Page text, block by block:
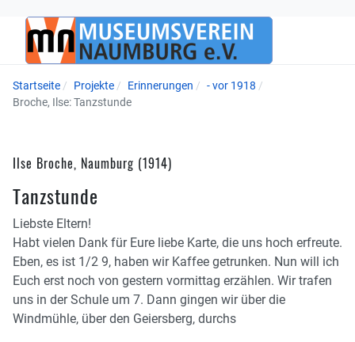
Startseite Projekte Erinnerungen
- vor 1918
Broche, Ilse: Tanzstunde
Ilse Broche, Naumburg (1914)
Tanzstunde
Liebste Eltern!
Habt vielen Dank für Eure liebe Karte, die uns hoch erfreute.
Eben, es ist 1/2 9, haben wir Kaffee getrunken. Nun will ich
Euch erst noch von gestern vormittag erzählen. Wir trafen
uns in der Schule um 7. Dann gingen wir über die
Windmühle, über den Geiersberg, durchs